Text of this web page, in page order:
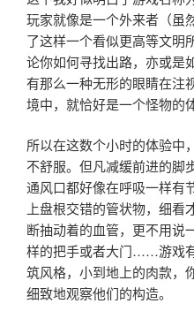
玩家就像是一个外来者（虽
了这样一个看似更高等文明
论你如何寻找出路，亦或是
有那么一种无形的眼睛在注
境中，就恰好是一个怪物的
所以在这数个小时的体验中
不舒服。但凡减缓前进的脚
通风口都好像在呼吸一样有
上盘根交错的管状物，细
断抽动着的血管，更不用说
样的把手或者大门……游戏
筑风格，小到地上的肉款，
细致地观察他们的构造。